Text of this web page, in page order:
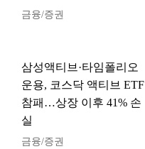
금융/증권
삼성액티브·타임폴리오
운용, 코스닥 액티브 ETF
참패…상장 이후 41% 손
실
금융/증권